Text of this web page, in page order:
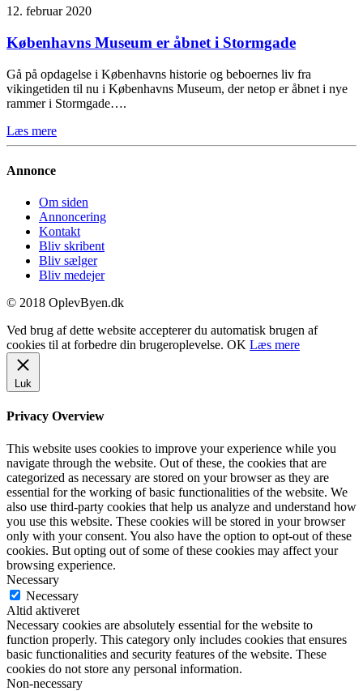
12. februar 2020
Københavns Museum er åbnet i Stormgade
Gå på opdagelse i Københavns historie og beboernes liv fra
vikingetiden til nu i Københavns Museum, der netop er åbnet i nye
rammer i Stormgade….
Læs mere
Annonce
Om siden
Annoncering
Kontakt
Bliv skribent
Bliv sælger
Bliv medejer
© 2018 OplevByen.dk
Ved brug af dette website accepterer du automatisk brugen af
cookies til at forbedre din brugeroplevelse. OK Læs mere
Luk
Privacy Overview
This website uses cookies to improve your experience while you
navigate through the website. Out of these, the cookies that are
categorized as necessary are stored on your browser as they are
essential for the working of basic functionalities of the website. We
also use third-party cookies that help us analyze and understand how
you use this website. These cookies will be stored in your browser
only with your consent. You also have the option to opt-out of these
cookies. But opting out of some of these cookies may affect your
browsing experience.
Necessary
Necessary
Altid aktiveret
Necessary cookies are absolutely essential for the website to
function properly. This category only includes cookies that ensures
basic functionalities and security features of the website. These
cookies do not store any personal information.
Non-necessary